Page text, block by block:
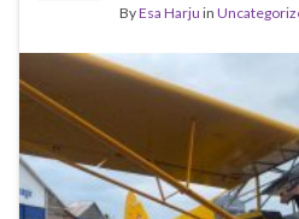
ByEsa Harju in